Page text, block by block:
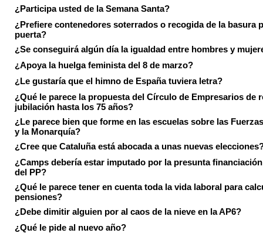
¿Participa usted de la Semana Santa?
¿Prefiere contenedores soterrados o recogida de la basura
puerta?
¿Se conseguirá algún día la igualdad entre hombres y
¿Apoya la huelga feminista del 8 de marzo?
¿Le gustaría que el himno de España tuviera letra?
¿Qué le parece la propuesta del Círculo de Empresarios de
jubilación hasta los 75 años?
¿Le parece bien que forme en las escuelas sobre las
y la Monarquía?
¿Cree que Cataluña está abocada a unas nuevas
¿Camps debería estar imputado por la presunta
del PP?
¿Qué le parece tener en cuenta toda la vida laboral para
pensiones?
¿Debe dimitir alguien por al caos de la nieve en la AP6?
¿Qué le pide al nuevo año?